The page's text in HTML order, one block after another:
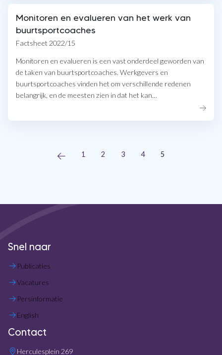
Monitoren en evalueren van het werk van
buurtsportcoaches
Factsheet 2022/15
Monitoren en evalueren is een vast onderdeel geworden van
de taken van buurtsportcoaches. Werkgevers en
buurtsportcoaches vinden het om verschillende redenen
belangrijk, en de meesten zien in dat het kan…
1 2 3 4 5
Snel naar
Publicaties
Vacatures
Persinformatie
English
Contact
Herculesplein 269